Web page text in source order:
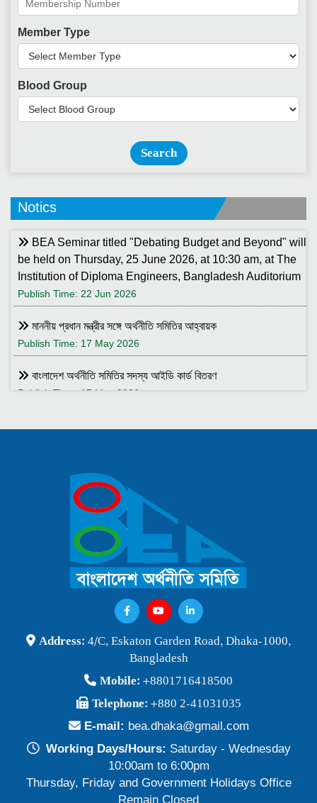
Member Type
Blood Group
Search
Notics
BEA Seminar titled "Debating Budget and Beyond" will
be held on Thursday, 25 June 2026, at 10:30 am, at The
Institution of Diploma Engineers, Bangladesh Auditorium
Publish Time: 22 Jun 2026
মাননীয় প্রধান মন্ত্রীর সঙ্গে অর্থনীতি সমিতির আহ্বায়ক
Publish Time: 17 May 2026
বাংলাদেশ অর্থনীতি সমিতির সদস্য আইডি কার্ড বিতরণ
Publish Time: 17 May 2026
Publish Time: 25 Jan 2026
বাংলাদেশ অর্থনীতি সমিতি ও জগন্নাথ বিশ্ববিদ্যালয় যৌথ আয়োজনে
লোকবক্তৃা ২১ জানুয়ারি ২০২৬
Publish Time: 16 Jan 2026
বেগম খালেদা জিয়ার মৃত্যুতে বাংলাদেশ অর্থনীতি সমিতি গভীরভাবে শোকাহত
BEA Seminar 2025 "Debating Budget and Beyond" 21
June 2025, at 10:00 am, at the CIRDAP Auditorium
Publish Time: 16 Jun 2025
Publish Time: 19 May 2024
প্রাথমিক প্রার্থী তালিকা বাংলাদেশ অর্থনীতি সমিতি নির্বাচন-২০২৪
Publish Time: 17 May 2024
বাংলাদেশ অর্থনীতি সমিতির সদস্যপদ নবায়ন ও নতুন সদস্য অন্তর্ভুক্তি প্রসঙ্গে
Address: 4/C, Eskaton Garden Road, Dhaka-1000,
Bangladesh
Mobile: +8801716418500
Telephone: +880 2-41031035
E-mail: bea.dhaka@gmail.com
Working Days/Hours: Saturday - Wednesday
10:00am to 6:00pm
Thursday, Friday and Government Holidays Office
Remain Closed